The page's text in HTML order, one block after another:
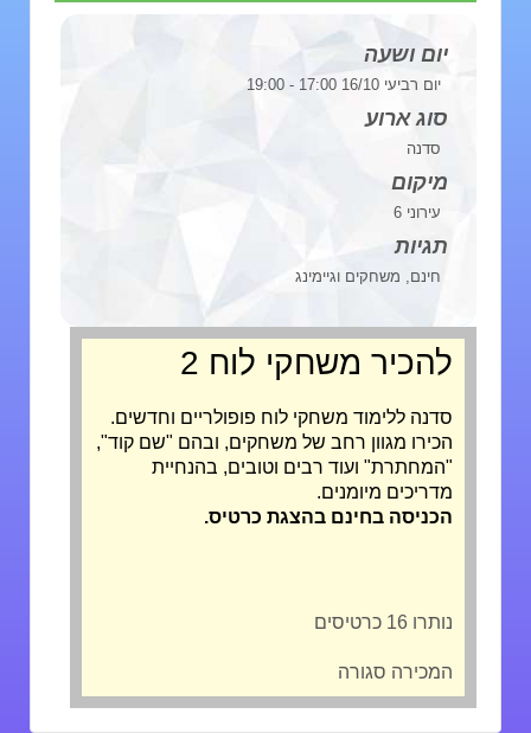
יום ושעה
יום רביעי 16/10 17:00 - 19:00
סוג ארוע
חינם, משחקים וגיימינג
להכיר משחקי לוח 2
סדנה ללימוד משחקי לוח פופולריים וחדשים.
הכירו מגוון רחב של משחקים, ובהם "שם קוד",
"המחתרת" ועוד רבים וטובים, בהנחיית
מדריכים מיומנים.
הכניסה בחינם בהצגת כרטיס.
המכירה סגורה